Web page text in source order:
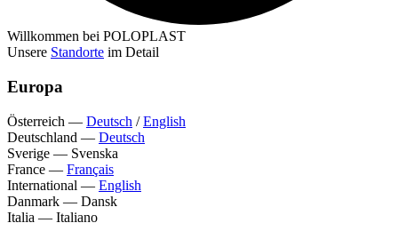
Willkommen bei POLOPLAST
Unsere Standorte im Detail
Europa
Österreich — Deutsch /English
Deutschland — Deutsch
Sverige — Svenska
France — Français
International — English
Danmark — Dansk
Italia — Italiano